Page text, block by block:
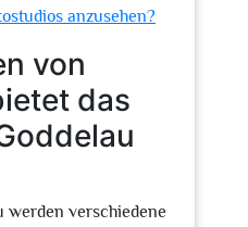
anzusehen?
von
das
werden verschiedene